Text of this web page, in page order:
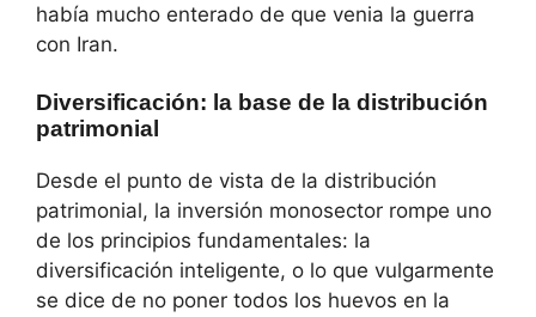
había mucho enterado de que venia la guerra
con Iran.
Diversificación: la base de la distribución
patrimonial
Desde el punto de vista de la distribución
patrimonial, la inversión monosector rompe uno
de los principios fundamentales: la
diversificación inteligente, o lo que vulgarmente
se dice de no poner todos los huevos en la